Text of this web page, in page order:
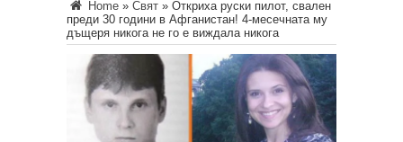
Home » Свят » Откриха руски пилот, свален
преди 30 години в Афганистан! 4-месечната му
дъщеря никога не го е виждала никога